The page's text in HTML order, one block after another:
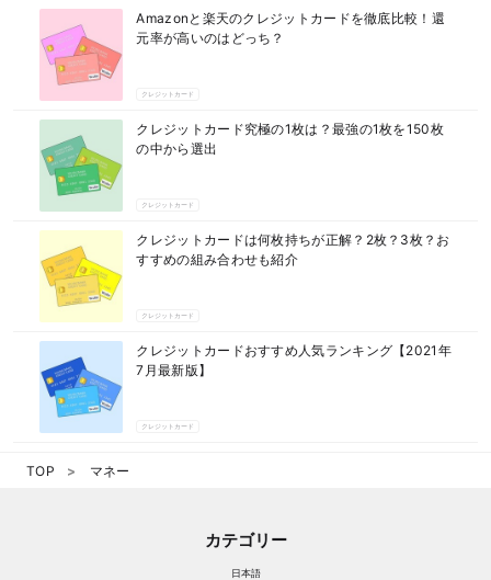
Amazonと楽天のクレジットカードを徹底比較！還
元率が高いのはどっち？
クレジットカード
クレジットカード究極の1枚は？最強の1枚を150枚
の中から選出
クレジットカード
クレジットカードは何枚持ちが正解？2枚？3枚？お
すすめの組み合わせも紹介
クレジットカード
クレジットカードおすすめ人気ランキング【2021年
7月最新版】
クレジットカード
TOP マネー
カテゴリー
日本語